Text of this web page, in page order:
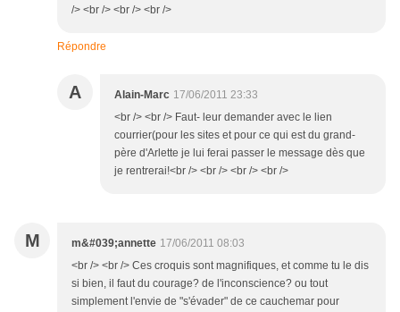
/> <br /> <br /> <br />
Répondre
A Alain-Marc 17/06/2011 23:33
<br /> <br /> Faut- leur demander avec le lien
courrier(pour les sites et pour ce qui est du grand-
père d'Arlette je lui ferai passer le message dès que
je rentrerai!<br /> <br /> <br /> <br />
M m&#039;annette 17/06/2011 08:03
<br /> <br /> Ces croquis sont magnifiques, et comme tu le dis
si bien, il faut du courage? de l'inconscience? ou tout
simplement l'envie de "s'évader" de ce cauchemar pour